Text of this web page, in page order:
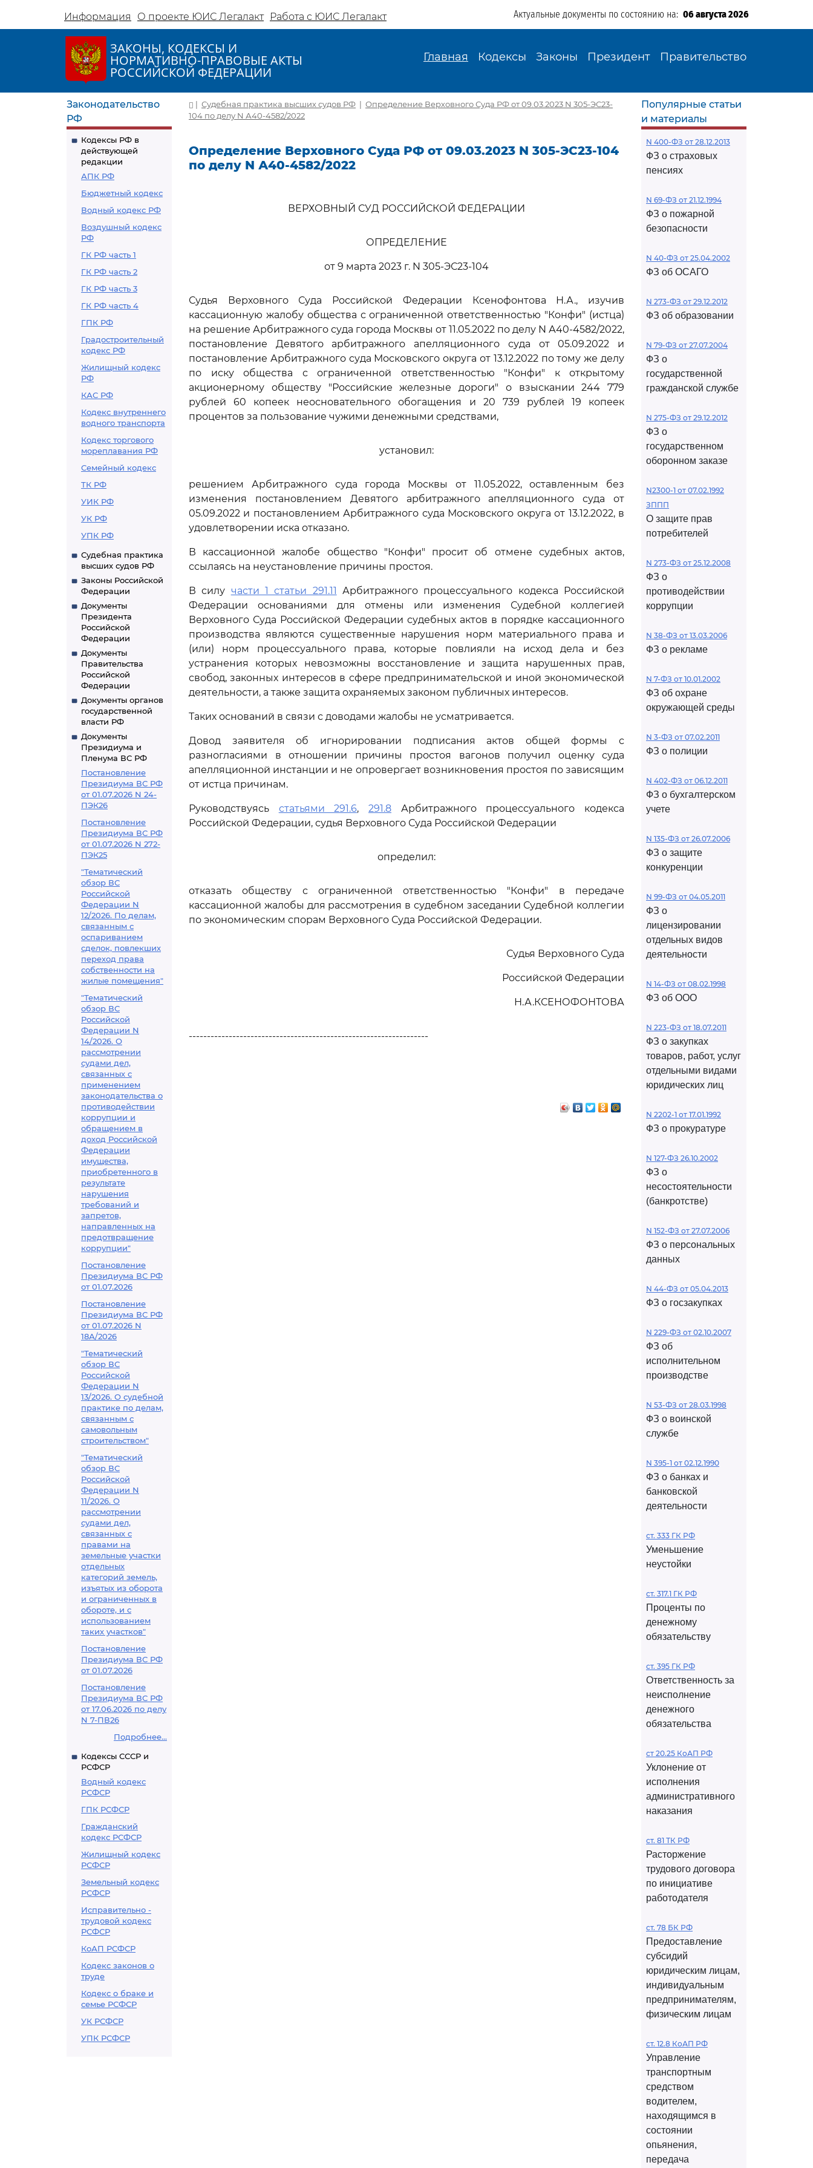
Информация О проекте ЮИС Легалакт Работа с ЮИС Легалакт Актуальные документы по состоянию на: 06 августа 2026
ЗАКОНЫ, КОДЕКСЫ И
НОРМАТИВНО-ПРАВОВЫЕ АКТЫ
РОССИЙСКОЙ ФЕДЕРАЦИИ
Главная Кодексы Законы Президент Правительство
Законодательство
РФ
Кодексы РФ в
действующей
редакции
АПК РФ
Бюджетный кодекс
Водный кодекс РФ
Воздушный кодекс
РФ
ГК РФ часть 1
ГК РФ часть 2
ГК РФ часть 3
ГК РФ часть 4
ГПК РФ
Градостроительный
кодекс РФ
Жилищный кодекс
РФ
КАС РФ
Кодекс внутреннего
водного транспорта
Кодекс торгового
мореплавания РФ
Семейный кодекс
ТК РФ
УИК РФ
УК РФ
УПК РФ
Судебная практика
высших судов РФ
Законы Российской
Федерации
Документы
Президента
Российской
Федерации
Документы
Правительства
Российской
Федерации
Документы органов
государственной
власти РФ
Документы
Президиума и
Пленума ВС РФ
Постановление
Президиума ВС РФ
от 01.07.2026 N 24-
ПЭК26
Постановление
Президиума ВС РФ
от 01.07.2026 N 272-
ПЭК25
"Тематический
обзор ВС
Российской
Федерации N
12/2026. По делам,
связанным с
оспариванием
сделок, повлекших
переход права
собственности на
жилые помещения"
"Тематический
обзор ВС
Российской
Федерации N
14/2026. О
рассмотрении
судами дел,
связанных с
применением
законодательства о
противодействии
коррупции и
обращением в
доход Российской
Федерации
имущества,
приобретенного в
результате
нарушения
требований и
запретов,
направленных на
предотвращение
коррупции"
Постановление
Президиума ВС РФ
от 01.07.2026
Постановление
Президиума ВС РФ
от 01.07.2026 N
18А/2026
"Тематический
обзор ВС
Российской
Федерации N
13/2026. О судебной
практике по делам,
связанным с
самовольным
строительством"
"Тематический
обзор ВС
Российской
Федерации N
11/2026. О
рассмотрении
судами дел,
связанных с
правами на
земельные участки
отдельных
категорий земель,
изъятых из оборота
и ограниченных в
обороте, и с
использованием
таких участков"
Постановление
Президиума ВС РФ
от 01.07.2026
Постановление
Президиума ВС РФ
от 17.06.2026 по делу
N 7-ПВ26
Подробнее...
Кодексы СССР и
РСФСР
Водный кодекс
РСФСР
ГПК РСФСР
Гражданский
кодекс РСФСР
Жилищный кодекс
РСФСР
Земельный кодекс
РСФСР
Исправительно -
трудовой кодекс
РСФСР
КоАП РСФСР
Кодекс законов о
труде
Кодекс о браке и
семье РСФСР
УК РСФСР
УПК РСФСР
| Судебная практика высших судов РФ | Определение Верховного Суда РФ от 09.03.2023 N 305-ЭС23-
104 по делу N А40-4582/2022
Определение Верховного Суда РФ от 09.03.2023 N 305-ЭС23-104
по делу N А40-4582/2022
ВЕРХОВНЫЙ СУД РОССИЙСКОЙ ФЕДЕРАЦИИ
ОПРЕДЕЛЕНИЕ
от 9 марта 2023 г. N 305-ЭС23-104
Судья Верховного Суда Российской Федерации Ксенофонтова Н.А., изучив
кассационную жалобу общества с ограниченной ответственностью "Конфи" (истца)
на решение Арбитражного суда города Москвы от 11.05.2022 по делу N А40-4582/2022,
постановление Девятого арбитражного апелляционного суда от 05.09.2022 и
постановление Арбитражного суда Московского округа от 13.12.2022 по тому же делу
по иску общества с ограниченной ответственностью "Конфи" к открытому
акционерному обществу "Российские железные дороги" о взыскании 244 779
рублей 60 копеек неосновательного обогащения и 20 739 рублей 19 копеек
процентов за пользование чужими денежными средствами,
установил:
решением Арбитражного суда города Москвы от 11.05.2022, оставленным без
изменения постановлением Девятого арбитражного апелляционного суда от
05.09.2022 и постановлением Арбитражного суда Московского округа от 13.12.2022, в
удовлетворении иска отказано.
В кассационной жалобе общество "Конфи" просит об отмене судебных актов,
ссылаясь на неустановление причины простоя.
В силу части 1 статьи 291.11 Арбитражного процессуального кодекса Российской
Федерации основаниями для отмены или изменения Судебной коллегией
Верховного Суда Российской Федерации судебных актов в порядке кассационного
производства являются существенные нарушения норм материального права и
(или) норм процессуального права, которые повлияли на исход дела и без
устранения которых невозможны восстановление и защита нарушенных прав,
свобод, законных интересов в сфере предпринимательской и иной экономической
деятельности, а также защита охраняемых законом публичных интересов.
Таких оснований в связи с доводами жалобы не усматривается.
Довод заявителя об игнорировании подписания актов общей формы с
разногласиями в отношении причины простоя вагонов получил оценку суда
апелляционной инстанции и не опровергает возникновения простоя по зависящим
от истца причинам.
Руководствуясь статьями 291.6,291.8 Арбитражного процессуального кодекса
Российской Федерации, судья Верховного Суда Российской Федерации
определил:
отказать обществу с ограниченной ответственностью "Конфи" в передаче
кассационной жалобы для рассмотрения в судебном заседании Судебной коллегии
по экономическим спорам Верховного Суда Российской Федерации.
Судья Верховного Суда
Российской Федерации
Н.А.КСЕНОФОНТОВА
------------------------------------------------------------------
Популярные статьи
и материалы
N 400-ФЗ от 28.12.2013
ФЗ о страховых
пенсиях
N 69-ФЗ от 21.12.1994
ФЗ о пожарной
безопасности
N 40-ФЗ от 25.04.2002
ФЗ об ОСАГО
N 273-ФЗ от 29.12.2012
ФЗ об образовании
N 79-ФЗ от 27.07.2004
ФЗ о
государственной
гражданской службе
N 275-ФЗ от 29.12.2012
ФЗ о
государственном
оборонном заказе
N2300-1 от 07.02.1992
ЗППП
О защите прав
потребителей
N 273-ФЗ от 25.12.2008
ФЗ о
противодействии
коррупции
N 38-ФЗ от 13.03.2006
ФЗ о рекламе
N 7-ФЗ от 10.01.2002
ФЗ об охране
окружающей среды
N 3-ФЗ от 07.02.2011
ФЗ о полиции
N 402-ФЗ от 06.12.2011
ФЗ о бухгалтерском
учете
N 135-ФЗ от 26.07.2006
ФЗ о защите
конкуренции
N 99-ФЗ от 04.05.2011
ФЗ о
лицензировании
отдельных видов
деятельности
N 14-ФЗ от 08.02.1998
ФЗ об ООО
N 223-ФЗ от 18.07.2011
ФЗ о закупках
товаров, работ, услуг
отдельными видами
юридических лиц
N 2202-1 от 17.01.1992
ФЗ о прокуратуре
N 127-ФЗ 26.10.2002
ФЗ о
несостоятельности
(банкротстве)
N 152-ФЗ от 27.07.2006
ФЗ о персональных
данных
N 44-ФЗ от 05.04.2013
ФЗ о госзакупках
N 229-ФЗ от 02.10.2007
ФЗ об
исполнительном
производстве
N 53-ФЗ от 28.03.1998
ФЗ о воинской
службе
N 395-1 от 02.12.1990
ФЗ о банках и
банковской
деятельности
ст. 333 ГК РФ
Уменьшение
неустойки
ст. 317.1 ГК РФ
Проценты по
денежному
обязательству
ст. 395 ГК РФ
Ответственность за
неисполнение
денежного
обязательства
ст 20.25 КоАП РФ
Уклонение от
исполнения
административного
наказания
ст. 81 ТК РФ
Расторжение
трудового договора
по инициативе
работодателя
ст. 78 БК РФ
Предоставление
субсидий
юридическим лицам,
индивидуальным
предпринимателям,
физическим лицам
ст. 12.8 КоАП РФ
Управление
транспортным
средством
водителем,
находящимся в
состоянии
опьянения,
передача